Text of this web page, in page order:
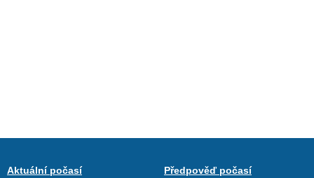
Aktuální počasí
Předpověď počasí